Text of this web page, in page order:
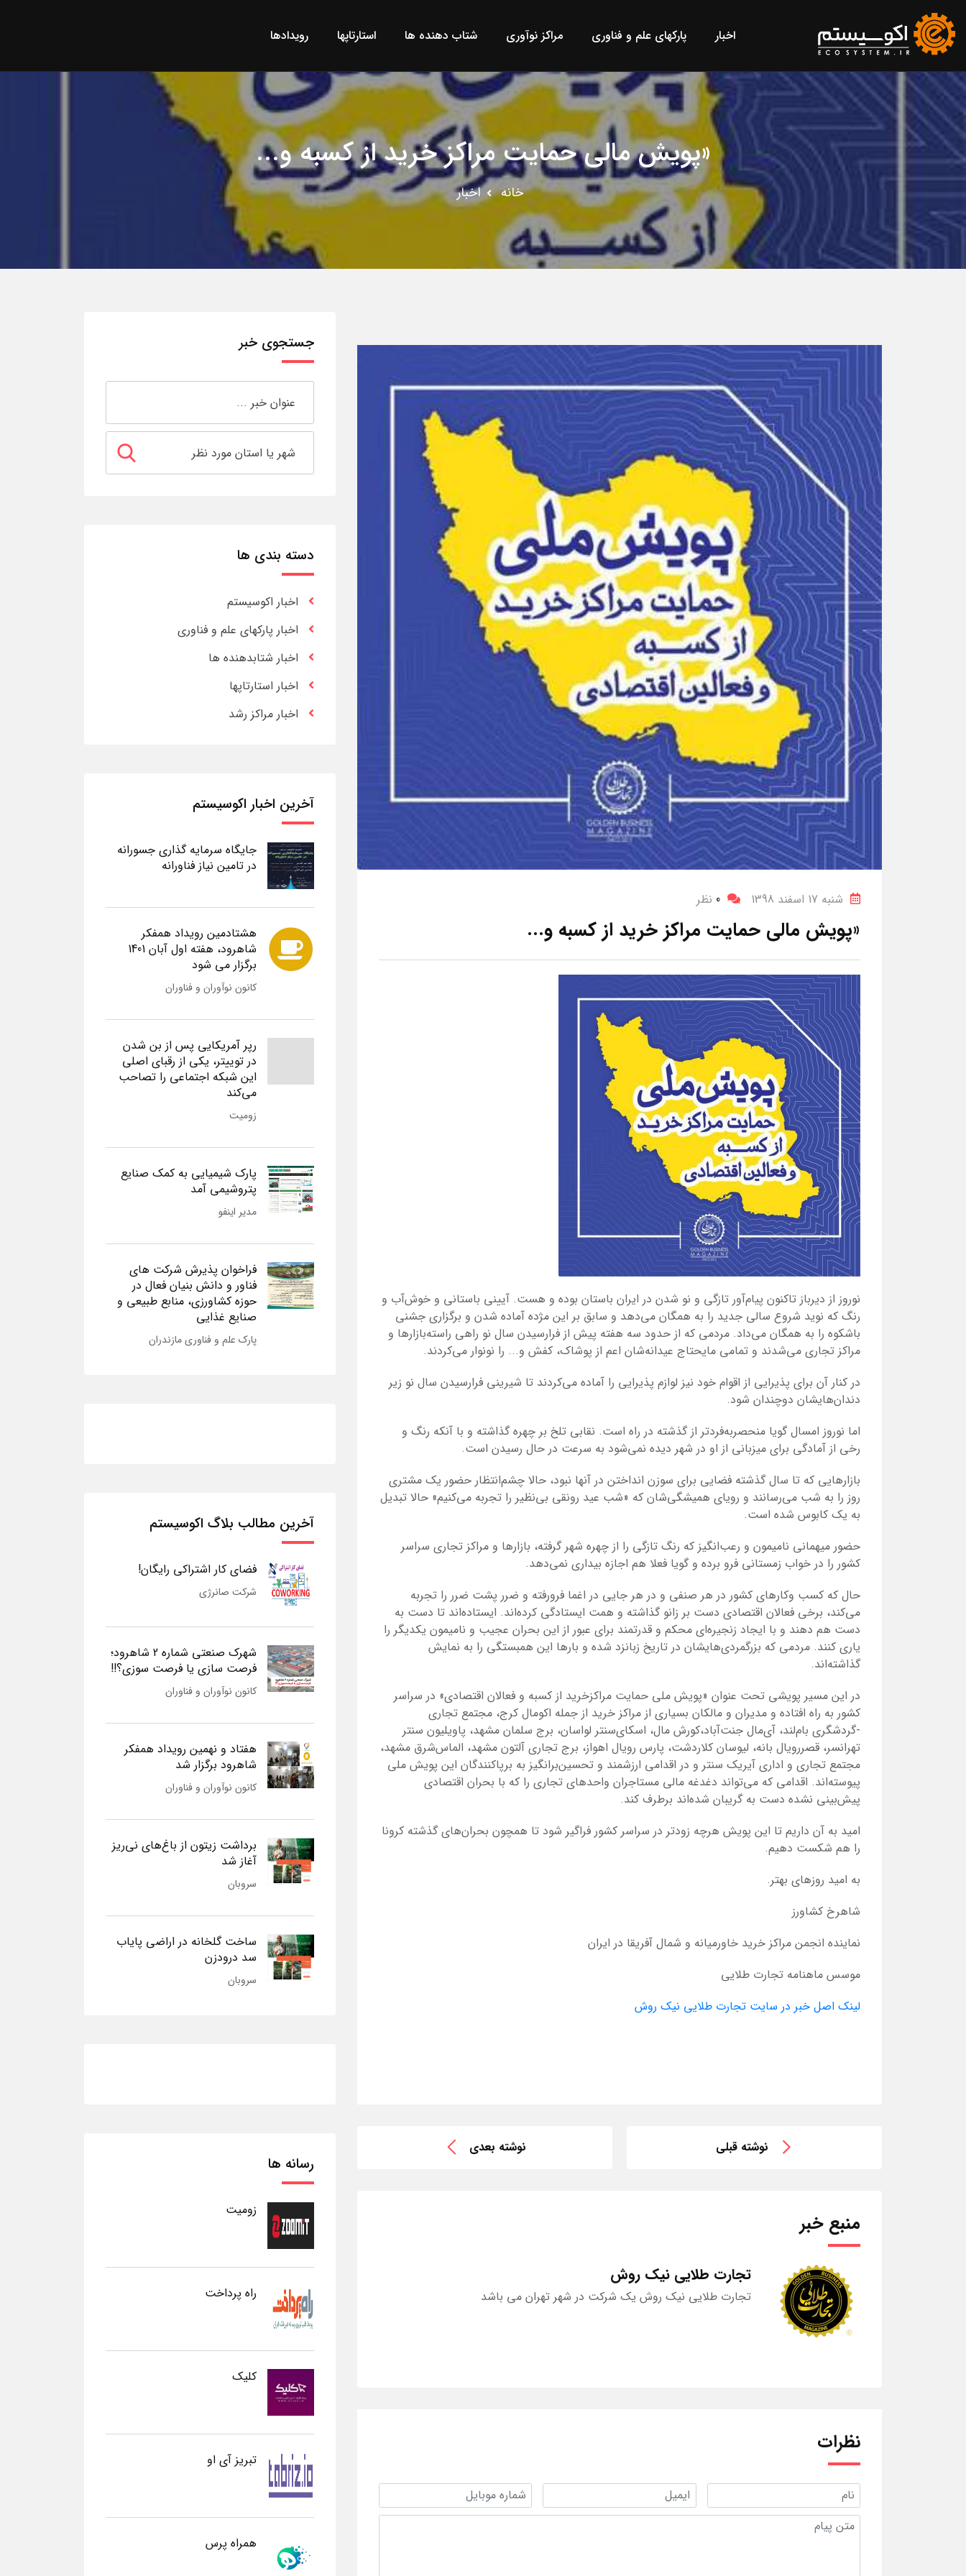
اخبار پارکهای علم و فناوری مراکز نوآوری شتاب دهنده ها استارتاپها رویدادها
«پویش مالی حمایت مراکز خرید از کسبه و...
خانه اخبار
شنبه 17 اسفند 1398 0 نظر
«پویش مالی حمایت مراکز خرید از کسبه و...
نوروز از دیرباز تاکنون پیام‌آور تازگی و نو شدن در ایران باستان بوده و هست. آیینی باستانی و خوش‌آب‌ و
رنگ که نوید شروع سالی جدید را به همگان می‌دهد و سابق بر این مژده آماده شدن و برگزاری جشنی
باشکوه را به همگان می‌داد. مردمی که از حدود سه هفته پیش از فرارسیدن سال نو راهی راسته‌بازارها و
مراکز تجاری می‌شدند و تمامی مایحتاج عیدانه‌شان اعم از پوشاک، کفش و... را نونوار می‌کردند.
در کنار آن برای پذیرایی از اقوام خود نیز لوازم پذیرایی را آماده می‌کردند تا شیرینی فرارسیدن سال نو زیر
دندان‌هایشان دوچندان شود.
اما نوروز امسال گویا منحصربه‌فردتر از گذشته در راه است. نقابی تلخ بر چهره گذاشته و با آنکه رنگ و
رخی از آمادگی برای میزبانی از او در شهر دیده نمی‌شود به سرعت در حال رسیدن است.
بازارهایی که تا سال گذشته فضایی برای سوزن انداختن در آنها نبود، حالا چشم‌انتظار حضور یک مشتری
روز را به شب می‌رسانند و رویای همیشگی‌شان که «شب عید رونقی بی‌نظیر را تجربه می‌کنیم» حالا تبدیل
به یک کابوس شده است.
حضور میهمانی نامیمون و رعب‌انگیز که رنگ تازگی را از چهره شهر گرفته، بازارها و مراکز تجاری سراسر
کشور را در خواب زمستانی فرو برده و گویا فعلا هم اجازه بیداری نمی‌دهد.
حال که کسب وکارهای کشور در هر صنفی و در هر جایی در اغما فرورفته و ضرر پشت ضرر را تجربه
می‌کند، برخی فعالان اقتصادی دست بر زانو گذاشته و همت ایستادگی کرده‌اند. ایستاده‌اند تا دست به
دست هم دهند و با ایجاد زنجیره‌ای محکم و قدرتمند برای عبور از این بحران عجیب و نامیمون یکدیگر را
یاری کنند. مردمی که بزرگمردی‌هایشان در تاریخ زبانزد شده و بارها این همبستگی را به نمایش
گذاشته‌اند.
در این مسیر پویشی تحت عنوان «پویش ملی حمایت مراکزخرید از کسبه و فعالان اقتصادی» در سراسر
کشور به راه افتاده و مدیران و مالکان بسیاری از مراکز خرید از جمله اکومال کرج، مجتمع تجاری
-گردشگری بام‌لند، آی‌مال جنت‌آباد،کورش مال، اسکای‌سنتر لواسان، برج سلمان مشهد، پاویلیون سنتر
تهرانسر، قصررویال بانه، لیوسان کلاردشت، پارس رویال اهواز، برج تجاری آلتون مشهد، الماس‌شرق مشهد،
مجتمع تجاری و اداری آیریک سنتر و در اقدامی ارزشمند و تحسین‌برانگیز به برپاکنندگان این پویش ملی
پیوسته‌اند. اقدامی که می‌تواند دغدغه مالی مستاجران واحدهای تجاری را که با بحران اقتصادی
پیش‌بینی نشده دست به گریبان شده‌اند برطرف کند.
امید به آن داریم تا این پویش هرچه زودتر در سراسر کشور فراگیر شود تا همچون بحران‌های گذشته کرونا
را هم شکست دهیم.
به امید روزهای بهتر.
شاهرخ کشاورز
نماینده انجمن مراکز خرید خاورمیانه و شمال آفریقا در ایران
موسس ماهنامه تجارت طلایی
لینک اصل خبر در سایت تجارت طلایی نیک روش
نوشته قبلی نوشته بعدی
منبع خبر
تجارت طلایی نیک روش
تجارت طلایی نیک روش یک شرکت در شهر تهران می باشد
نظرات
جستجوی خبر
دسته بندی ها
اخبار اکوسیستم
اخبار پارکهای علم و فناوری
اخبار شتابدهنده ها
اخبار استارتاپها
اخبار مراکز رشد
آخرین اخبار اکوسیستم
جایگاه سرمایه گذاری جسورانه
در تامین نیاز فناورانه
هشتادمین رویداد همفکر
شاهرود، هفته اول آبان 1401
برگزار می شود
کانون نوآوران و فناوران
رپر آمریکایی پس از بن شدن
در توییتر، یکی از رقبای اصلی
این شبکه اجتماعی را تصاحب
می‌کند
زومیت
پارک شیمیایی به کمک صنایع
پتروشیمی آمد
مدیر اینفو
فراخوان پذیرش شرکت های
فناور و دانش بنیان فعال در
حوزه کشاورزی، منابع طبیعی و
صنایع غذایی
پارک علم و فناوری مازندران
آخرین مطالب بلاگ اکوسیستم
فضای کار اشتراکی رایگان!
شرکت صانرژی
شهرک صنعتی شماره 2 شاهرود؛
فرصت سازی یا فرصت سوزی؟!!
کانون نوآوران و فناوران
هفتاد و نهمین رویداد همفکر
شاهرود برگزار شد
کانون نوآوران و فناوران
برداشت زیتون از باغ‌های نی‌ریز
آغاز شد
سروبان
ساخت گلخانه در اراضی پایاب
سد درودزن
سروبان
رسانه ها
زومیت
راه پرداخت
کلیک
تبریز آی او
همراه پرس